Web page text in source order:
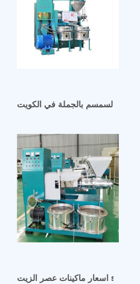
زيت السمسم بالجملة في الكويت
آلة عصر زيت جوز